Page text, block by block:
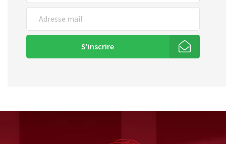
S'inscrire